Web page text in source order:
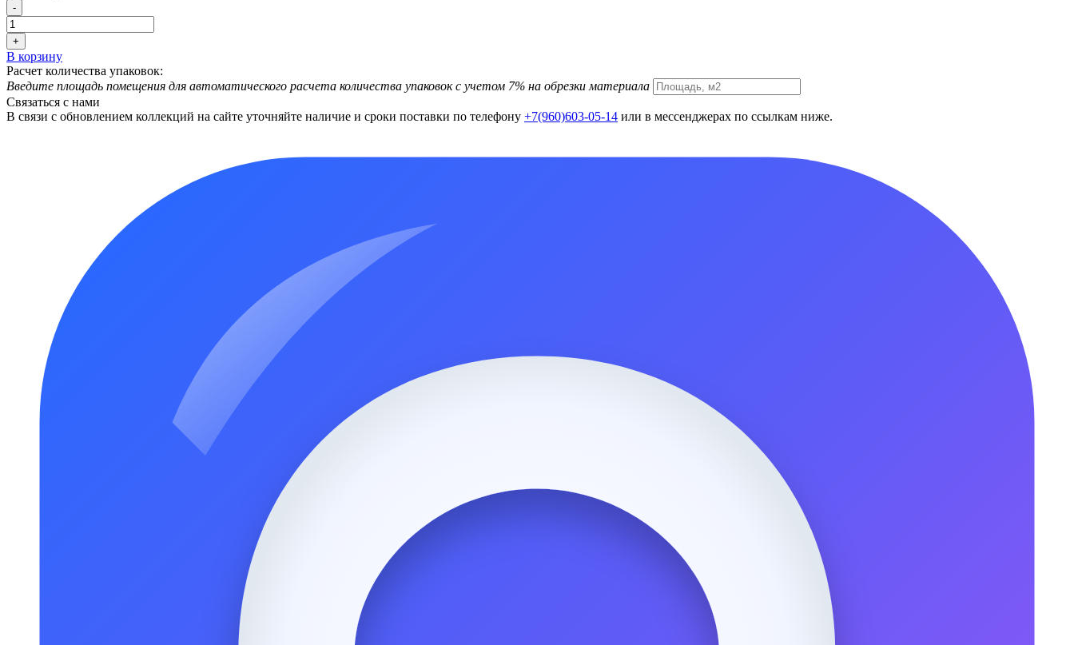
-
+
В корзину
Расчет количества упаковок:
Введите площадь помещения для автоматического расчета количества упаковок с учетом 7% на обрезки материала
Связаться с нами
В связи с обновлением коллекций на сайте уточняйте наличие и сроки поставки по телефону +7(960)603-05-14 или в мессенджерах по ссылкам ниже.